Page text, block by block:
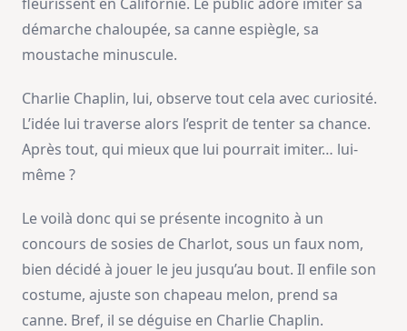
démarche chaloupée, sa canne espiègle, sa
moustache minuscule.
Charlie Chaplin, lui, observe tout cela avec curiosité.
L’idée lui traverse alors l’esprit de tenter sa chance.
Après tout, qui mieux que lui pourrait imiter… lui-
même ?
Le voilà donc qui se présente incognito à un
concours de sosies de Charlot, sous un faux nom,
bien décidé à jouer le jeu jusqu’au bout. Il enfile son
costume, ajuste son chapeau melon, prend sa
canne. Bref, il se déguise en Charlie Chaplin.